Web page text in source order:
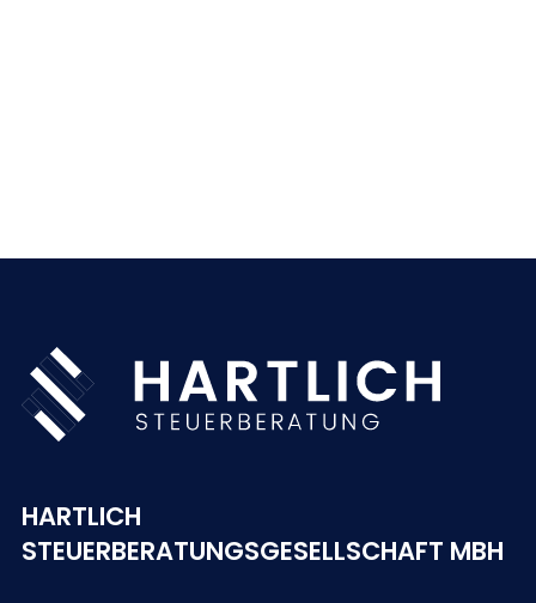
HARTLICH
STEUERBERATUNGSGESELLSCHAFT MBH